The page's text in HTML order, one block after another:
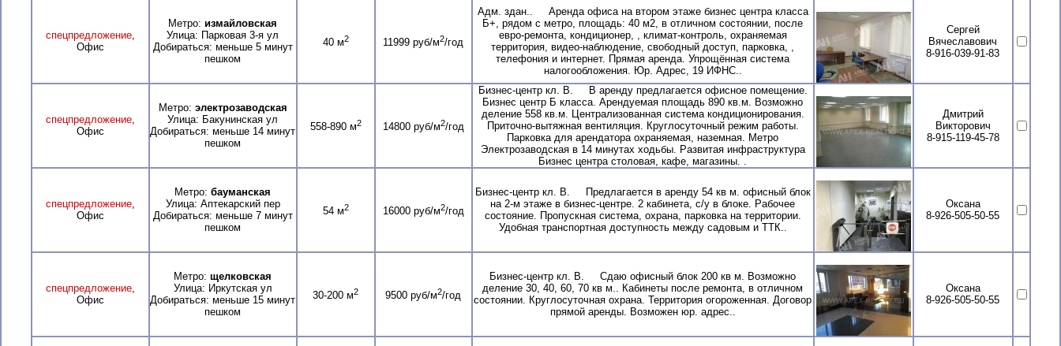
спецпредложение,
Офис
Метро: измайловская
Улица: Парковая 3-я ул
Добираться: меньше 5 минут
пешком
40 м2 11999 руб/м2/год
Адм. здан.. Аренда офиса на втором этаже бизнес центра класса
Б+, рядом с метро, площадь: 40 м2, в отличном состоянии, после
евро-ремонта, кондиционер, , климат-контроль, охраняемая
территория, видео-наблюдение, свободный доступ, парковка, ,
телефония и интернет. Прямая аренда. Упрощённая система
налогообложения. Юр. Адрес, 19 ИФНС..
Сергей
Вячеславович
8-916-039-91-83
спецпредложение,
Офис
Метро: электрозаводская
Улица: Бакунинская ул
Добираться: меньше 14 минут
пешком
558-890 м2 14800 руб/м2/год
Бизнес-центр кл. В. В аренду предлагается офисное помещение.
Бизнес центр Б класса. Арендуемая площадь 890 кв.м. Возможно
деление 558 кв.м. Централизованная система кондиционирования.
Приточно-вытяжная вентиляция. Круглосуточный режим работы.
Парковка для арендатора охраняемая, наземная. Метро
Электрозаводская в 14 минутах ходьбы. Развитая инфраструктура
Бизнес центра столовая, кафе, магазины. .
Дмитрий
Викторович
8-915-119-45-78
спецпредложение,
Офис
Метро: бауманская
Улица: Аптекарский пер
Добираться: меньше 7 минут
пешком
54 м2 16000 руб/м2/год
Бизнес-центр кл. В. Предлагается в аренду 54 кв м. офисный блок
на 2-м этаже в бизнес-центре. 2 кабинета, с/у в блоке. Рабочее
состояние. Пропускная система, охрана, парковка на территории.
Удобная транспортная доступность между садовым и ТТК..
Оксана
8-926-505-50-55
спецпредложение,
Офис
Метро: щелковская
Улица: Иркутская ул
Добираться: меньше 15 минут
пешком
30-200 м2 9500 руб/м2/год
Бизнес-центр кл. В. Сдаю офисный блок 200 кв м. Возможно
деление 30, 40, 60, 70 кв м.. Кабинеты после ремонта, в отличном
состоянии. Круглосуточная охрана. Территория огороженная. Договор
прямой аренды. Возможен юр. адрес..
Оксана
8-926-505-50-55